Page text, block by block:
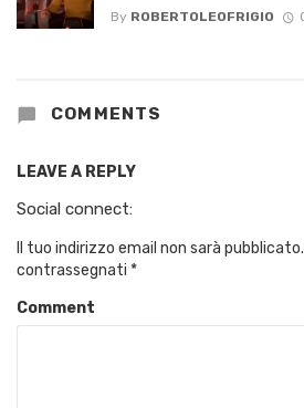
By ROBERTOLEOFRIGIO
COMMENTS
LEAVE A REPLY
Social connect:
Il tuo indirizzo email non sarà pubblicato.
contrassegnati *
Comment